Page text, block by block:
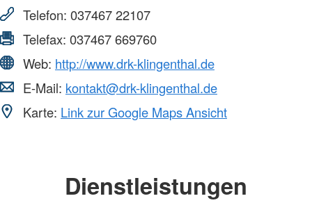
Telefon: 037467 22107
Telefax: 037467 669760
Web: http://www.drk-klingenthal.de
E-Mail: kontakt@drk-klingenthal.de
Karte: Link zur Google Maps Ansicht
Dienstleistungen